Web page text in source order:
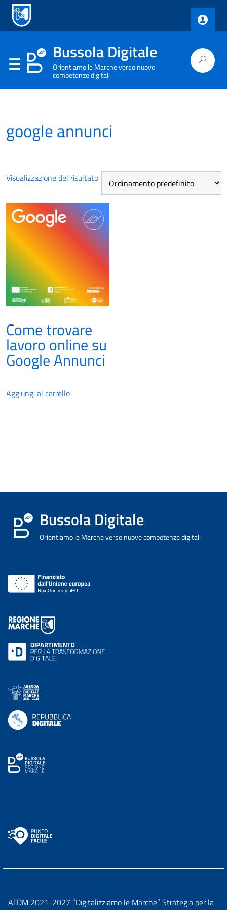
Bussola Digitale
Orientiamo le Marche verso nuove
competenze digitali
google annunci
Visualizzazione del risultato
Come trovare
lavoro online su
Google Annunci
Aggiungi al carrello
Bussola Digitale
Orientiamo le Marche verso nuove competenze digitali
ATDM 2021-2027 “Digitalizziamo le Marche” Strategia per la